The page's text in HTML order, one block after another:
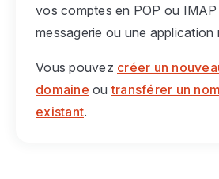
vos comptes en POP ou
messagerie ou une application
Vous pouvez créer un
domaine outransférer un
existant.